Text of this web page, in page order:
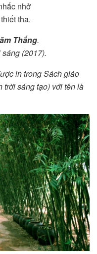
nhở
tha.
Thắng.
(2017).
in trong Sách giáo
trời sáng tạo) với tên là